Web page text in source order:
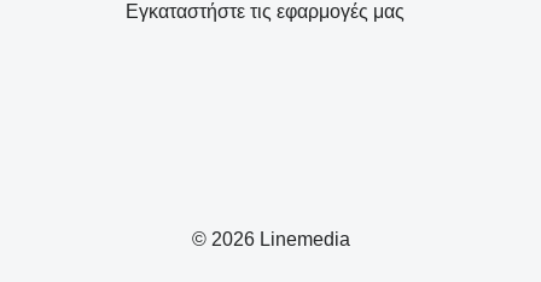
© 2026 Linemedia
Εγκαταστήστε τις εφαρμογές μας